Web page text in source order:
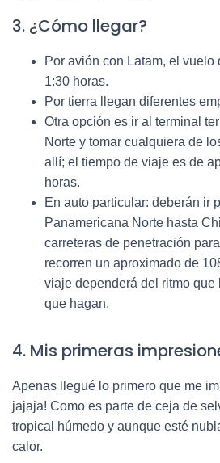
3. ¿Cómo llegar?
Por avión con Latam, el
1:30 horas.
Por tierra llegan diferentes
Otra opción es ir al terminal
Norte y tomar cualquiera de
allí; el tiempo de viaje es de
horas.
En auto particular: deberán ir
Panamericana Norte hasta
carreteras de penetración
recorren un aproximado de
viaje dependerá del ritmo
que hagan.
4. Mis primeras
Apenas llegué lo primero que me
jajaja! Como es parte de ceja de
tropical húmedo y aunque esté
calor.